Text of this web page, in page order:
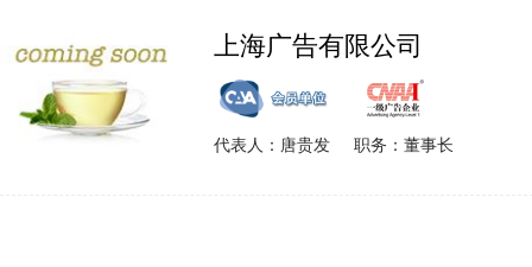
上海广告有限公司
代表人：唐贵发 职务：董事长